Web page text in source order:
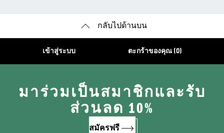
กลับไปด้านบน
เข้าสู่ระบบ ตะกร้าของคุณ (0)
มาร่วมเป็นสมาชิกและรับ
ส่วนลด 10%
สมัครฟรี